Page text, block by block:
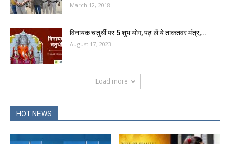
March 12, 2018
विनायक चतुर्थी पर 5 शुभ योग, पढ़ लें ये ताकतवर मंत्र,...
August 17, 2023
Load more
HOT NEWS